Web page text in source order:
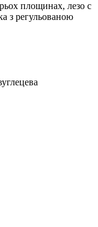
площинах, лезо c
з регульованою